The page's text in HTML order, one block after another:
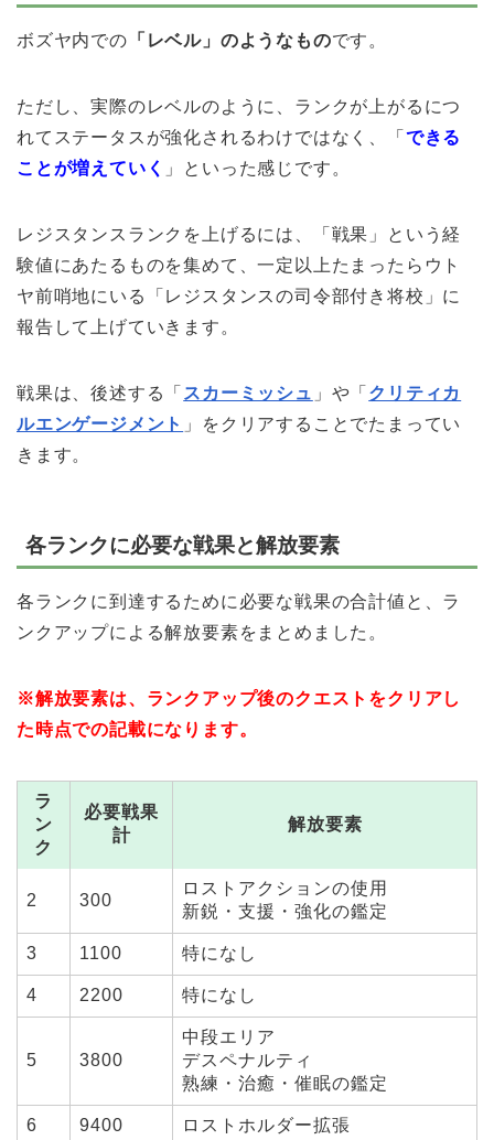
ボズヤ内での 「レベル」のようなものです。
ただし、実際のレベルのように、ランクが上がるにつ
れてステータスが強化されるわけではなく、「 できる
ことが増えていく
」といった感じです。
レジスタンスランクを上げるには、「戦果」という経
験値にあたるものを集めて、一定以上たまったらウト
ヤ前哨地にいる「レジスタンスの司令部付き将校」に
報告して上げていきます。
戦果は、後述する「 スカーミッシュ 」や「 クリティカ
ルエンゲージメント 」をクリアすることでたまってい
きます。
各ランクに必要な戦果と解放要素
各ランクに到達するために必要な戦果の合計値と、ラ
ンクアップによる解放要素をまとめました。
※解放要素は、ランクアップ後のクエストをクリアし
た時点での記載になります。
ラ
ン
ク
必要戦果
計
解放要素
2 300
ロストアクションの使用
新鋭・支援・強化の鑑定
3 1100 特になし
4 2200 特になし
5 3800
中段エリア
デスペナルティ
熟練・治癒・催眠の鑑定
6 9400 ロストホルダー拡張